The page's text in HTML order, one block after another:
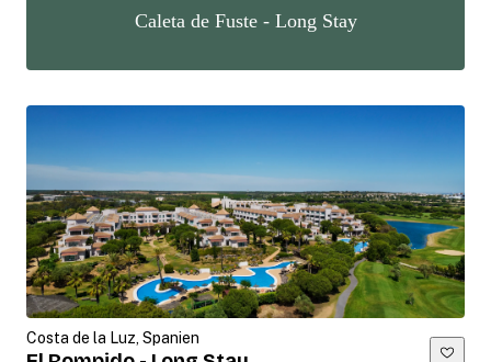
Caleta de Fuste - Long Stay
Costa de la Luz, Spanien